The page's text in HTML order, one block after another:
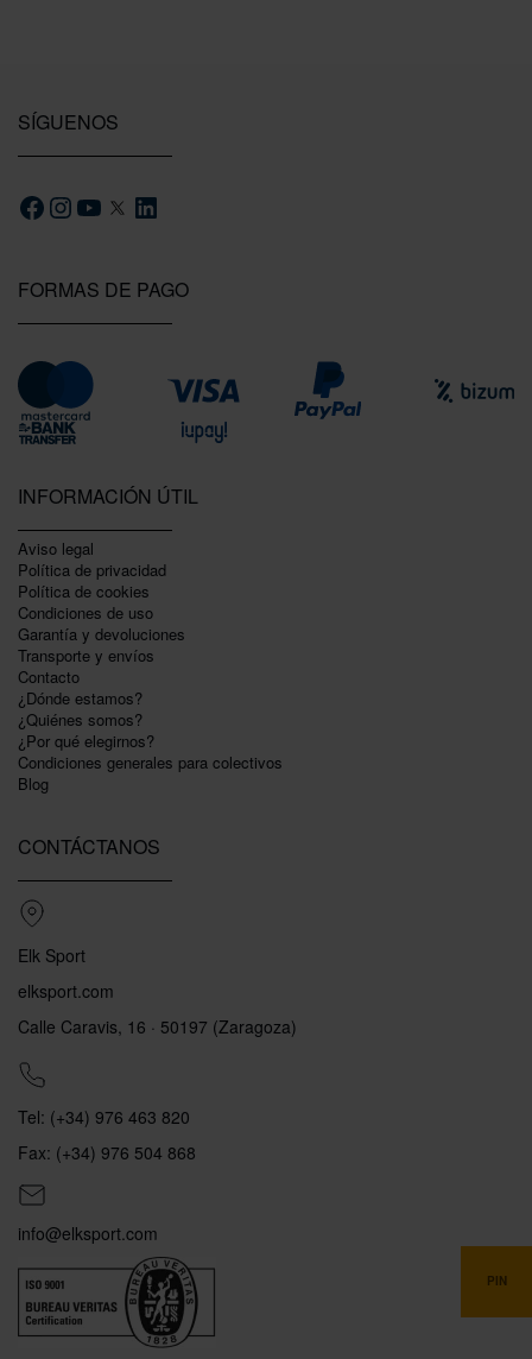
FORMAS DE PAGO
INFORMACIÓN ÚTIL
Aviso legal
Política de privacidad
Polí­tica de cookies
Condiciones de uso
Garantí­a y devoluciones
Transporte y envíos
Contacto
¿Dónde estamos?
¿Quiénes somos?
¿Por qué elegirnos?
Condiciones generales para colectivos
Blog
CONTÁCTANOS
Elk Sport
elksport.com
Calle Caravis, 16 · 50197 (Zaragoza)
Tel: (+34) 976 463 820
Fax: (+34) 976 504 868
info@elksport.com
SÍGUENOS
PIN